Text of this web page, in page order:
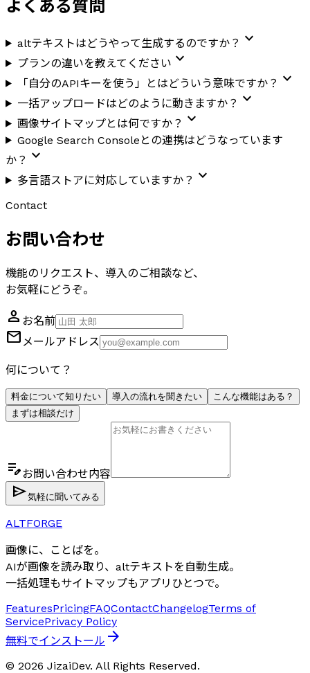
よくある質問
altテキストはどうやって生成するのですか？ expand_more
プランの違いを教えてください expand_more
「自分のAPIキーを使う」とはどういう意味ですか？ expand_more
一括アップロードはどのように動きますか？ expand_more
画像サイトマップとは何ですか？ expand_more
Google Search Consoleとの連携はどうなっています
か？ expand_more
多言語ストアに対応していますか？ expand_more
Contact
お問い合わせ
機能のリクエスト、導入のご相談など、
お気軽にどうぞ。
person お名前
mail メールアドレス
何について？
料金について知りたい 導入の流れを聞きたい
こんな機能はある？
まずは相談だけ
edit_noteお問い合わせ内容
send気軽に聞いてみる
ALTFORGE
画像に、ことばを。
AIが画像を読み取り、altテキストを自動生成。
一括処理もサイトマップもアプリひとつで。
FeaturesPricingFAQContactChangelogTerms of
ServicePrivacy Policy
無料でインストール arrow_forward
© 2026 JizaiDev. All Rights Reserved.